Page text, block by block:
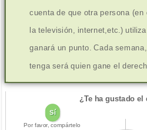
cuenta de que otra persona
la televisión, internet,etc.)
ganará un punto. Cada
tenga será quien gane el
¿Te ha gustado el
Sí
Por favor, compártelo